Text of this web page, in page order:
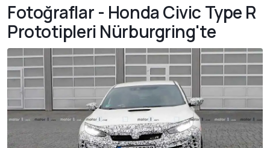
Fotoğraflar - Honda Civic Type R
Prototipleri Nürburgring'te